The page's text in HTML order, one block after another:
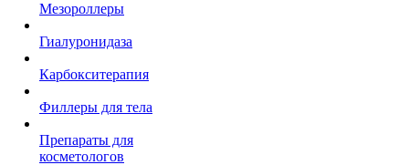
Мезороллеры
Гиалуронидаза
Карбокситерапия
Филлеры для тела
Препараты для
косметологов